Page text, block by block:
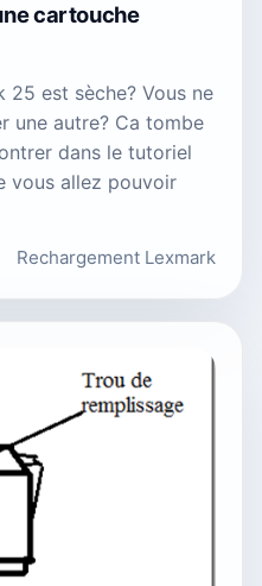
cartouche
est sèche? Vous ne
une autre? Ca tombe
dans le tutoriel
vous allez pouvoir
Rechargement Lexmark